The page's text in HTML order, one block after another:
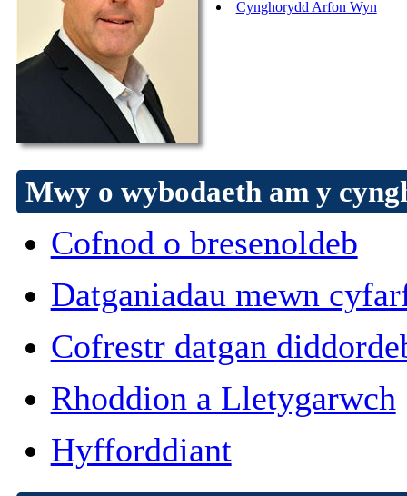
Cynghorydd Arfon Wyn
Mwy o wybodaeth am y
Cofnod o bresenoldeb
Datganiadau mewn
Cofrestr datgan
Rhoddion a Lletygarwch
Hyfforddiant